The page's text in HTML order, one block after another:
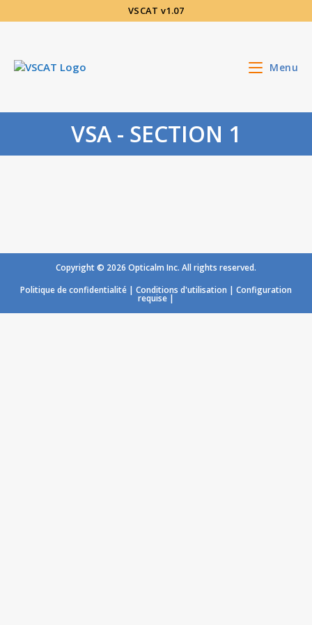
au
VSCAT v1.07
Menu
VSA - SECTION 1
Copyright © 2026 Opticalm Inc. All rights reserved.
Politique de confidentialité | Conditions d'utilisation | Configuration
requise |